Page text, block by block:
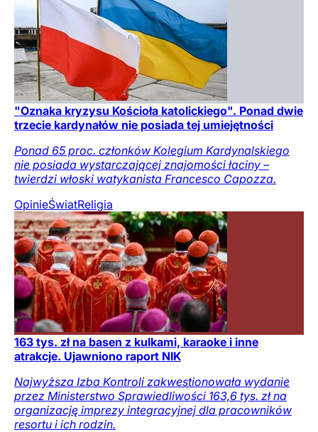
"Oznaka kryzysu Kościoła katolickiego". Ponad dwie
trzecie kardynałów nie posiada tej umiejętności
Ponad 65 proc. członków Kolegium Kardynalskiego
nie posiada wystarczającej znajomości łaciny –
twierdzi włoski watykanista Francesco Capozza.
OpinieŚwiatReligia
163 tys. zł na basen z kulkami, karaoke i inne
atrakcje. Ujawniono raport NIK
Najwyższa Izba Kontroli zakwestionowała wydanie
przez Ministerstwo Sprawiedliwości 163,6 tys. zł na
organizację imprezy integracyjnej dla pracowników
resortu i ich rodzin.